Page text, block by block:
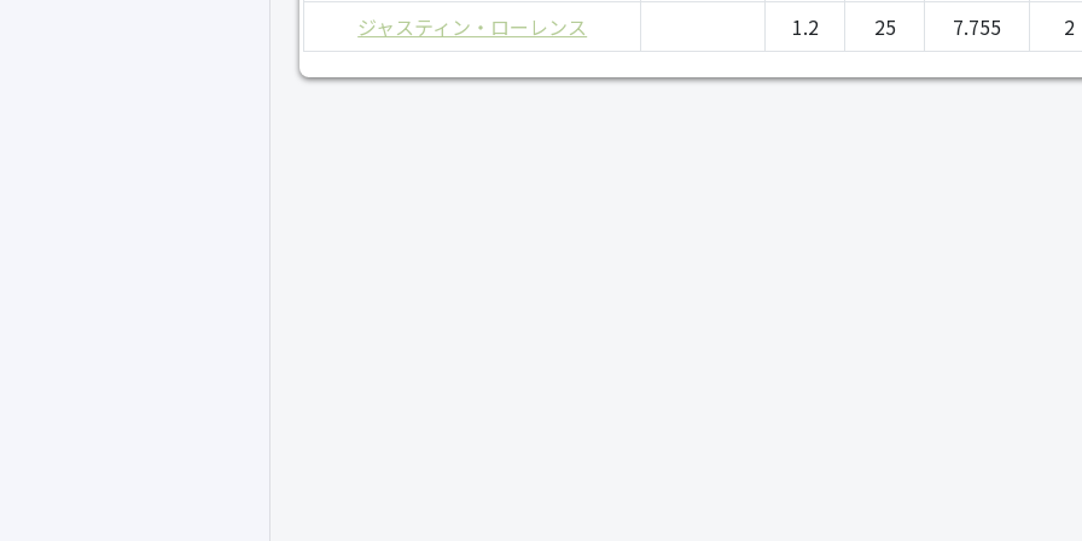
ジャスティン・ローレンス
1.2 25 7.755 2